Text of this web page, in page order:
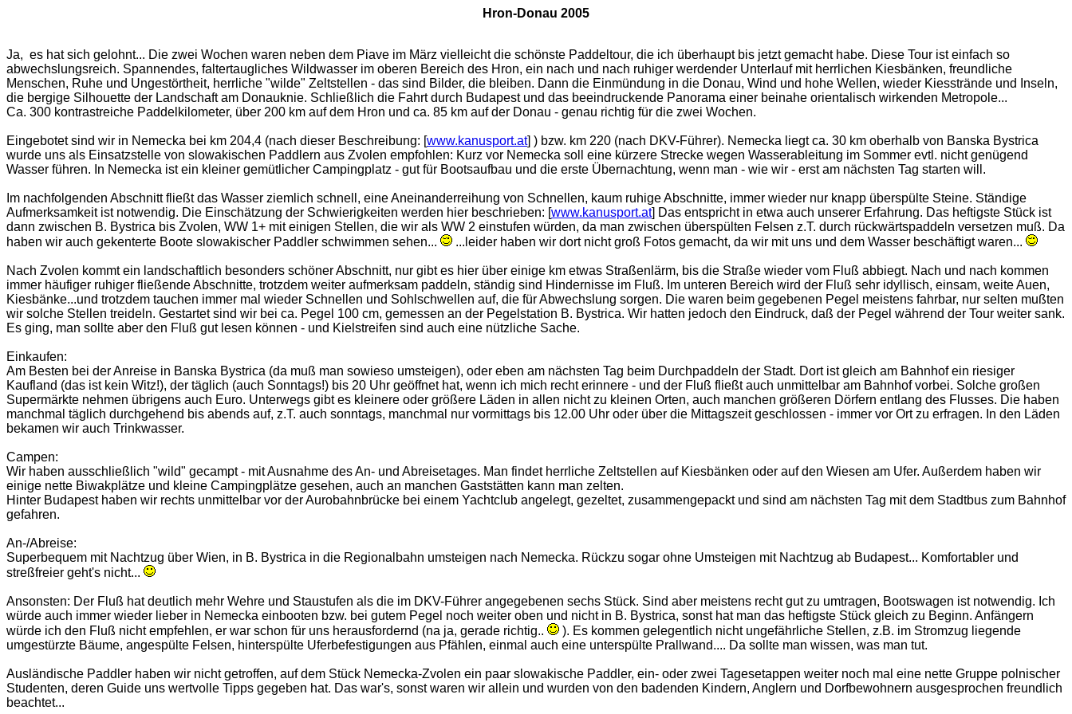
Hron-Donau 2005
Ja, es hat sich gelohnt... Die zwei Wochen waren neben dem Piave im März vielleicht die schönste Paddeltour, die ich überhaupt bis jetzt gemacht habe. Diese Tour ist einfach so
abwechslungsreich. Spannendes, faltertaugliches Wildwasser im oberen Bereich des Hron, ein nach und nach ruhiger werdender Unterlauf mit herrlichen Kiesbänken, freundliche
Menschen, Ruhe und Ungestörtheit, herrliche "wilde" Zeltstellen - das sind Bilder, die bleiben. Dann die Einmündung in die Donau, Wind und hohe Wellen, wieder Kiesstrände und Inseln,
die bergige Silhouette der Landschaft am Donauknie. Schließlich die Fahrt durch Budapest und das beeindruckende Panorama einer beinahe orientalisch wirkenden Metropole...
Ca. 300 kontrastreiche Paddelkilometer, über 200 km auf dem Hron und ca. 85 km auf der Donau - genau richtig für die zwei Wochen.
Eingebotet sind wir in Nemecka bei km 204,4 (nach dieser Beschreibung: [www.kanusport.at] ) bzw. km 220 (nach DKV-Führer). Nemecka liegt ca. 30 km oberhalb von Banska Bystrica
wurde uns als Einsatzstelle von slowakischen Paddlern aus Zvolen empfohlen: Kurz vor Nemecka soll eine kürzere Strecke wegen Wasserableitung im Sommer evtl. nicht genügend
Wasser führen. In Nemecka ist ein kleiner gemütlicher Campingplatz - gut für Bootsaufbau und die erste Übernachtung, wenn man - wie wir - erst am nächsten Tag starten will.
Im nachfolgenden Abschnitt fließt das Wasser ziemlich schnell, eine Aneinanderreihung von Schnellen, kaum ruhige Abschnitte, immer wieder nur knapp überspülte Steine. Ständige
Aufmerksamkeit ist notwendig. Die Einschätzung der Schwierigkeiten werden hier beschrieben: [www.kanusport.at] Das entspricht in etwa auch unserer Erfahrung. Das heftigste Stück ist
dann zwischen B. Bystrica bis Zvolen, WW 1+ mit einigen Stellen, die wir als WW 2 einstufen würden, da man zwischen überspülten Felsen z.T. durch rückwärtspaddeln versetzen muß. Da
haben wir auch gekenterte Boote slowakischer Paddler schwimmen sehen...
...leider haben wir dort nicht groß Fotos gemacht, da wir mit uns und dem Wasser beschäftigt waren...
Nach Zvolen kommt ein landschaftlich besonders schöner Abschnitt, nur gibt es hier über einige km etwas Straßenlärm, bis die Straße wieder vom Fluß abbiegt. Nach und nach kommen
immer häufiger ruhiger fließende Abschnitte, trotzdem weiter aufmerksam paddeln, ständig sind Hindernisse im Fluß. Im unteren Bereich wird der Fluß sehr idyllisch, einsam, weite Auen,
Kiesbänke...und trotzdem tauchen immer mal wieder Schnellen und Sohlschwellen auf, die für Abwechslung sorgen. Die waren beim gegebenen Pegel meistens fahrbar, nur selten mußten
wir solche Stellen treideln. Gestartet sind wir bei ca. Pegel 100 cm, gemessen an der Pegelstation B. Bystrica. Wir hatten jedoch den Eindruck, daß der Pegel während der Tour weiter sank.
Es ging, man sollte aber den Fluß gut lesen können - und Kielstreifen sind auch eine nützliche Sache.
Einkaufen:
Am Besten bei der Anreise in Banska Bystrica (da muß man sowieso umsteigen), oder eben am nächsten Tag beim Durchpaddeln der Stadt. Dort ist gleich am Bahnhof ein riesiger
Kaufland (das ist kein Witz!), der täglich (auch Sonntags!) bis 20 Uhr geöffnet hat, wenn ich mich recht erinnere - und der Fluß fließt auch unmittelbar am Bahnhof vorbei. Solche großen
Supermärkte nehmen übrigens auch Euro. Unterwegs gibt es kleinere oder größere Läden in allen nicht zu kleinen Orten, auch manchen größeren Dörfern entlang des Flusses. Die haben
manchmal täglich durchgehend bis abends auf, z.T. auch sonntags, manchmal nur vormittags bis 12.00 Uhr oder über die Mittagszeit geschlossen - immer vor Ort zu erfragen. In den Läden
bekamen wir auch Trinkwasser.
Campen:
Wir haben ausschließlich "wild" gecampt - mit Ausnahme des An- und Abreisetages. Man findet herrliche Zeltstellen auf Kiesbänken oder auf den Wiesen am Ufer. Außerdem haben wir
einige nette Biwakplätze und kleine Campingplätze gesehen, auch an manchen Gaststätten kann man zelten.
Hinter Budapest haben wir rechts unmittelbar vor der Aurobahnbrücke bei einem Yachtclub angelegt, gezeltet, zusammengepackt und sind am nächsten Tag mit dem Stadtbus zum Bahnhof
gefahren.
An-/Abreise:
Superbequem mit Nachtzug über Wien, in B. Bystrica in die Regionalbahn umsteigen nach Nemecka. Rückzu sogar ohne Umsteigen mit Nachtzug ab Budapest... Komfortabler und
streßfreier geht's nicht...
Ansonsten: Der Fluß hat deutlich mehr Wehre und Staustufen als die im DKV-Führer angegebenen sechs Stück. Sind aber meistens recht gut zu umtragen, Bootswagen ist notwendig. Ich
würde auch immer wieder lieber in Nemecka einbooten bzw. bei gutem Pegel noch weiter oben und nicht in B. Bystrica, sonst hat man das heftigste Stück gleich zu Beginn. Anfängern
würde ich den Fluß nicht empfehlen, er war schon für uns herausfordernd (na ja, gerade richtig..
). Es kommen gelegentlich nicht ungefährliche Stellen, z.B. im Stromzug liegende
umgestürzte Bäume, angespülte Felsen, hinterspülte Uferbefestigungen aus Pfählen, einmal auch eine unterspülte Prallwand.... Da sollte man wissen, was man tut.
Ausländische Paddler haben wir nicht getroffen, auf dem Stück Nemecka-Zvolen ein paar slowakische Paddler, ein- oder zwei Tagesetappen weiter noch mal eine nette Gruppe polnischer
Studenten, deren Guide uns wertvolle Tipps gegeben hat. Das war's, sonst waren wir allein und wurden von den badenden Kindern, Anglern und Dorfbewohnern ausgesprochen freundlich
beachtet...